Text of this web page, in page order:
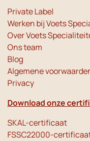
Private Label
Werken bij Voets
Over Voets
Ons team
Blog
Algemene
Privacy
Download onze
SKAL-certificaat
FSSC22000-